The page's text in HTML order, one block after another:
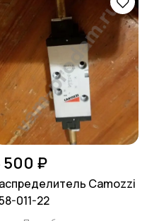
500 ₽
Сamozzi
011-22